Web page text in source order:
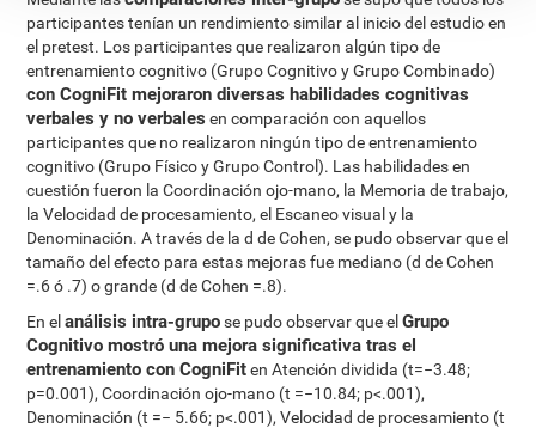
participantes tenían un rendimiento similar al inicio del estudio en
el pretest. Los participantes que realizaron algún tipo de
entrenamiento cognitivo (Grupo Cognitivo y Grupo Combinado)
con CogniFit mejoraron diversas habilidades cognitivas
verbales y no verbales en comparación con aquellos
participantes que no realizaron ningún tipo de entrenamiento
cognitivo (Grupo Físico y Grupo Control). Las habilidades en
cuestión fueron la Coordinación ojo-mano, la Memoria de trabajo,
la Velocidad de procesamiento, el Escaneo visual y la
Denominación. A través de la d de Cohen, se pudo observar que el
tamaño del efecto para estas mejoras fue mediano (d de Cohen
=.6 ó .7) o grande (d de Cohen =.8).
En elanálisis intra-grupose pudo observar que elGrupo
Cognitivo mostró una mejora significativa tras el
entrenamiento con CogniFiten Atención dividida (t=−3.48;
p=0.001), Coordinación ojo-mano (t =−10.84; p<.001),
Denominación (t =− 5.66; p<.001), Velocidad de procesamiento (t